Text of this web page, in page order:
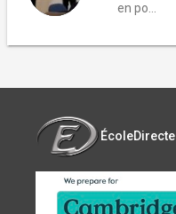
en po...
ÉcoleDirecte